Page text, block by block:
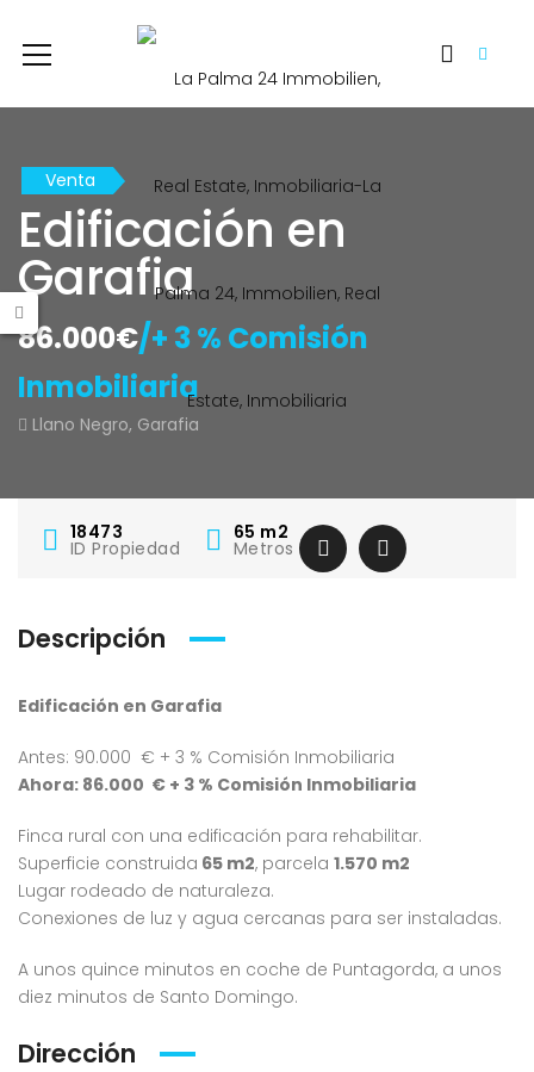
Venta
Edificación en
Garafia
86.000€/+ 3 % Comisión
Inmobiliaria
Llano Negro, Garafia
18473
ID Propiedad
65 m2
Metros
Descripción
Edificación en Garafia
Antes: 90.000 € + 3 % Comisión Inmobiliaria
Ahora: 86.000 € + 3 % Comisión Inmobiliaria
Finca rural con una edificación para rehabilitar.
Superficie construida 65 m2, parcela 1.570 m2
Lugar rodeado de naturaleza.
Conexiones de luz y agua cercanas para ser instaladas.
A unos quince minutos en coche de Puntagorda, a unos
diez minutos de Santo Domingo.
Dirección